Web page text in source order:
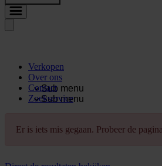
Verkopen
Over ons
Sub menu
Contact
Sub menu
Zoekservice
Er is iets mis gegaan. Probeer de